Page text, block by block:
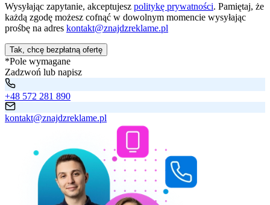
Wysyłając zapytanie, akceptujesz politykę prywatności. Pamiętaj, że
każdą zgodę możesz cofnąć w dowolnym momencie wysyłając
prośbę na adres kontakt@znajdzreklame.pl
Tak, chcę bezpłatną ofertę
*Pole wymagane
Zadzwoń lub napisz
+48 572 281 890
kontakt@znajdzreklame.pl